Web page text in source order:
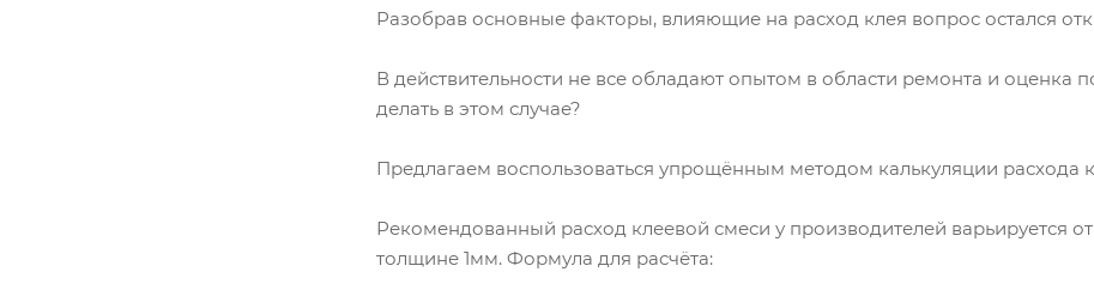
Разобрав основные факторы, влияющие на расход клея вопрос остался
В действительности не все обладают опытом в области ремонта и оценка
делать в этом случае?
Предлагаем воспользоваться упрощённым методом калькуляции расхода
Рекомендованный расход клеевой смеси у производителей варьируется от
толщине 1мм. Формула для расчёта: